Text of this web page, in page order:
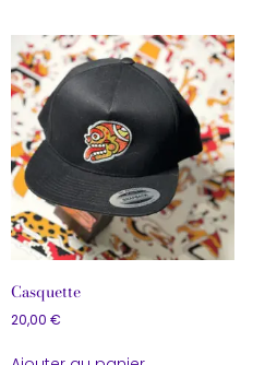
Casquette
20,00 €